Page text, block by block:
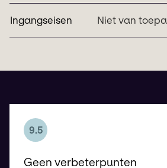
Ingangseisen Niet van
9.5
Geen verbeterpunten